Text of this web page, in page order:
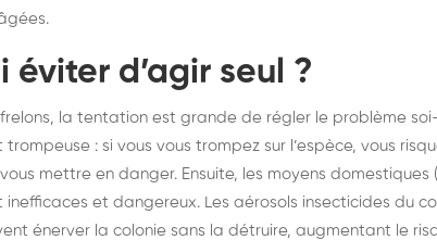
éviter d’agir seul ?
la tentation est grande de régler le problème soi-
trompeuse : si vous vous trompez sur l’espèce, vous
mettre en danger. Ensuite, les moyens domestiques
inefficaces et dangereux. Les aérosols insecticides du
énerver la colonie sans la détruire, augmentant le